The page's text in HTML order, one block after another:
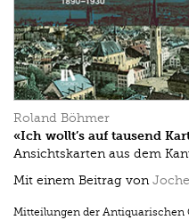
Roland Böhmer
«Ich wollt’s auf tausend
Ansichtskarten aus dem
Mit einem Beitrag von
Mitteilungen der Antiquarischen